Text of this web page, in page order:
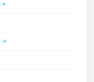
→
→